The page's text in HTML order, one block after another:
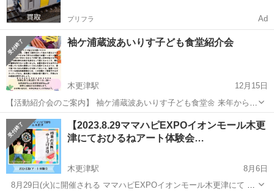
プリフラ Ad
袖ケ浦蔵波あいりす子ども食堂紹介会
木更津駅
12月15日
【活動紹介会のご案内】 袖ケ浦蔵波あいりす子ども食堂🌼 来年からの
活動に向けてプレ開催してます。 新年に、活動紹介会を実施致しま
す。 是非、お集まり頂けますと幸いです☺️ (DMお待ちしてます～🐧)
▪️...
千葉 木更津市 子ども食堂
【2023.8.29ママハピEXPOイオンモール木更
津にておひるねアート体験会…
木更津駅
8月6日
⁡ ⁡ ⁡8月29日(火)に開催される ママハピEXPOイオンモール木更津にて お